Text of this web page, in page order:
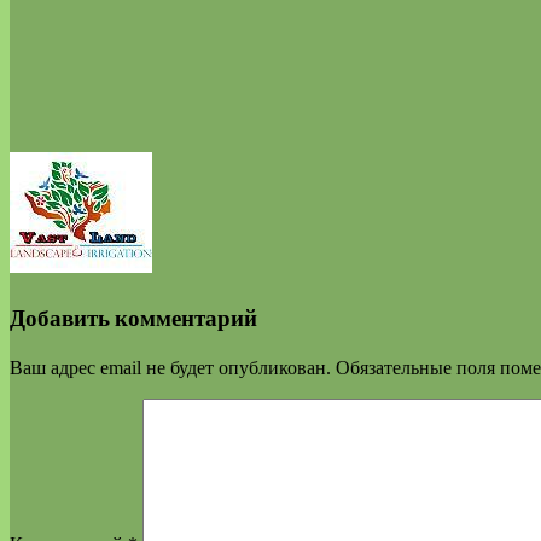
Добавить комментарий
Ваш адрес email не будет опубликован. Обязательные поля